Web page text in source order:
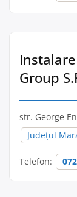
Group
str. George
Județul
Telefon: